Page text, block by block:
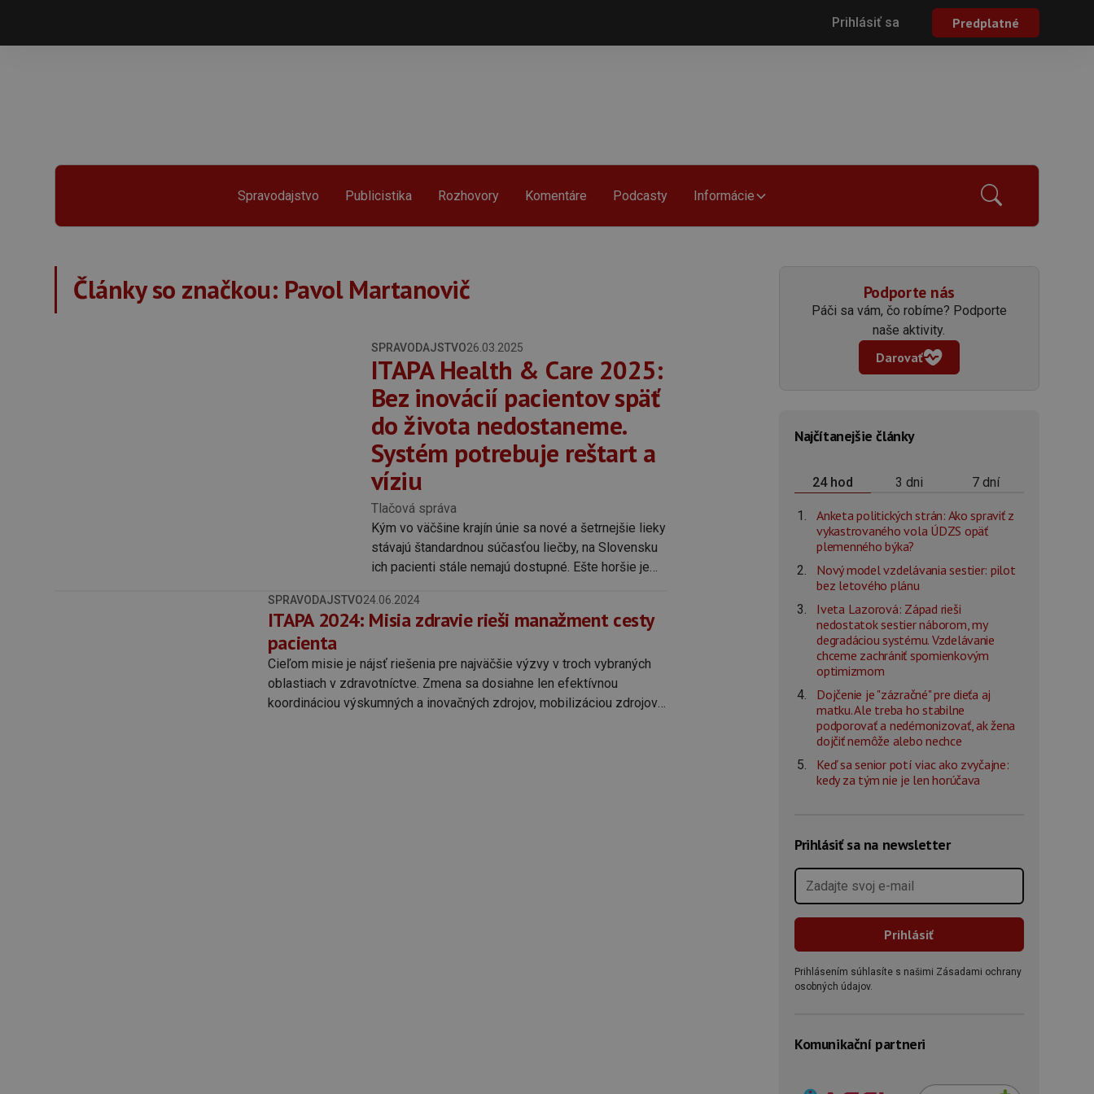
Prihlásiť sa Predplatné
Spravodajstvo Publicistika Rozhovory Komentáre Podcasty Informácie
Články so značkou: Pavol Martanovič
SPRAVODAJSTVO26.03.2025
ITAPA Health & Care 2025:
Bez inovácií pacientov späť
do života nedostaneme.
Systém potrebuje reštart a
víziu
Tlačová správa
Kým vo väčšine krajín únie sa nové a šetrnejšie lieky
stávajú štandardnou súčasťou liečby, na Slovensku
ich pacienti stále nemajú dostupné. Ešte horšie je
prakticky zastavila.
SPRAVODAJSTVO24.06.2024
ITAPA 2024: Misia zdravie rieši manažment cesty
pacienta
Cieľom misie je nájsť riešenia pre najväčšie výzvy v troch vybraných
oblastiach v zdravotníctve. Zmena sa dosiahne len efektívnou
koordináciou výskumných a inovačných zdrojov, mobilizáciou zdrojov a
Podporte nás
Páči sa vám, čo robíme? Podporte
naše aktivity.
Darovať
Najčítanejšie články
24 hod 3 dni 7 dní
Anketa politických strán: Ako spraviť z
vykastrovaného vola ÚDZS opäť
plemenného býka?
Nový model vzdelávania sestier: pilot
bez letového plánu
Iveta Lazorová: Západ rieši
nedostatok sestier náborom, my
degradáciou systému. Vzdelávanie
chceme zachrániť spomienkovým
optimizmom
Dojčenie je "zázračné" pre dieťa aj
matku. Ale treba ho stabilne
podporovať a nedémonizovať, ak žena
dojčiť nemôže alebo nechce
Keď sa senior potí viac ako zvyčajne:
kedy za tým nie je len horúčava
Prihlásiť sa na newsletter
Prihlásením súhlasíte s našimi Zásadami ochrany
osobných údajov.
Komunikační partneri